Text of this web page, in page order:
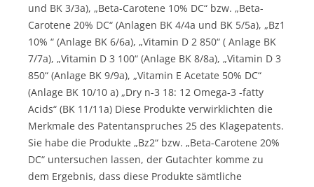
und BK 3/3a), „Beta-Carotene 10% DC“ bzw. „Beta-
Carotene 20% DC“ (Anlagen BK 4/4a und BK 5/5a), „Bz1
10% “ (Anlage BK 6/6a), „Vitamin D 2 850“ ( Anlage BK
7/7a), „Vitamin D 3 100“ (Anlage BK 8/8a), „Vitamin D 3
850“ (Anlage BK 9/9a), „Vitamin E Acetate 50% DC“
(Anlage BK 10/10 a) „Dry n-3 18: 12 Omega-3 -fatty
Acids“ (BK 11/11a) Diese Produkte verwirklichten die
Merkmale des Patentanspruches 25 des Klagepatents.
Sie habe die Produkte „Bz2“ bzw. „Beta-Carotene 20%
DC“ untersuchen lassen, der Gutachter komme zu
dem Ergebnis, dass diese Produkte sämtliche